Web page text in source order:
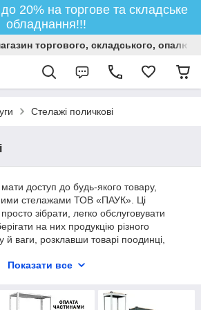
20% на торгове та складське
обладнання!!!
торгового, складського,
Стелажі поличкові
доступ до будь-якого товару,
стелажами ТОВ «ПАУК». Ці
зібрати, легко обслуговувати
на них продукцію різного
й ваги, розклавши товарі поодинці,
вас зберігаються на складі в
стелажі на болтових з'єднаннях
Показати все